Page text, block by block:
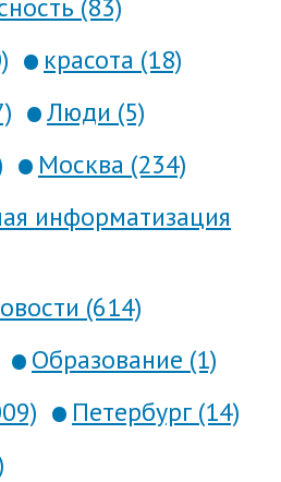
(83)
красота (18)
Люди (5)
Москва (234)
информатизация
(614)
Образование (1)
Петербург (14)